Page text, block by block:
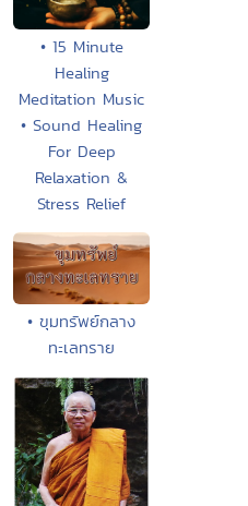
• 15 Minute
Healing
Meditation Music
• Sound Healing
For Deep
Relaxation &
Stress Relief
• ขุมทรัพย์กลาง
ทะเลทราย